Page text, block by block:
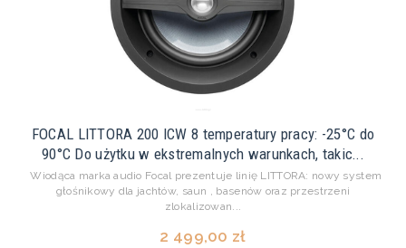
FOCAL LITTORA 200 ICW 8 temperatury pracy: -25°C do
90°C Do użytku w ekstremalnych warunkach, takic...
Wiodąca marka audio Focal prezentuje linię LITTORA: nowy system
głośnikowy dla jachtów, saun , basenów oraz przestrzeni
zlokalizowan...
2 499,00 zł